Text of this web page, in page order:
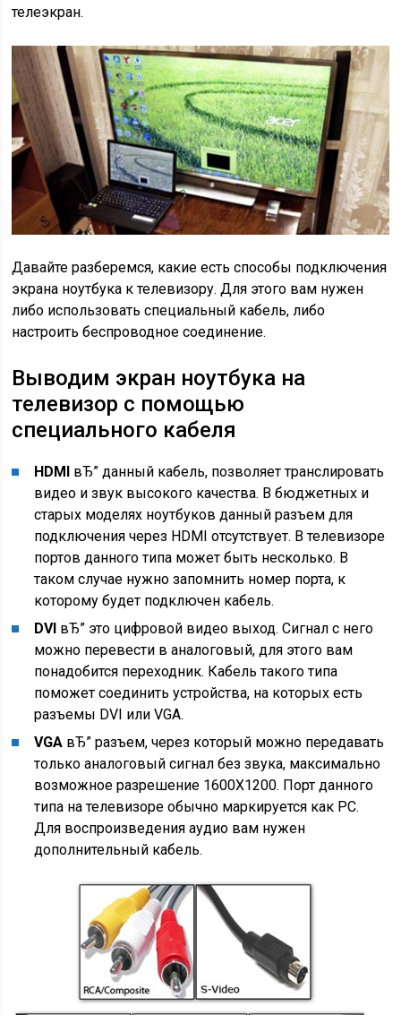
телеэкран.
Давайте разберемся, какие есть способы подключения
экрана ноутбука к телевизору. Для этого вам нужен
либо использовать специальный кабель, либо
настроить беспроводное соединение.
Выводим экран ноутбука на
телевизор с помощью
специального кабеля
HDMI вЂ” данный кабель, позволяет транслировать
видео и звук высокого качества. В бюджетных и
старых моделях ноутбуков данный разъем для
подключения через HDMI отсутствует. В телевизоре
портов данного типа может быть несколько. В
таком случае нужно запомнить номер порта, к
которому будет подключен кабель.
DVI вЂ” это цифровой видео выход. Сигнал с него
можно перевести в аналоговый, для этого вам
понадобится переходник. Кабель такого типа
поможет соединить устройства, на которых есть
разъемы DVI или VGA.
VGA вЂ” разъем, через который можно передавать
только аналоговый сигнал без звука, максимально
возможное разрешение 1600Х1200. Порт данного
типа на телевизоре обычно маркируется как PC.
Для воспроизведения аудио вам нужен
дополнительный кабель.